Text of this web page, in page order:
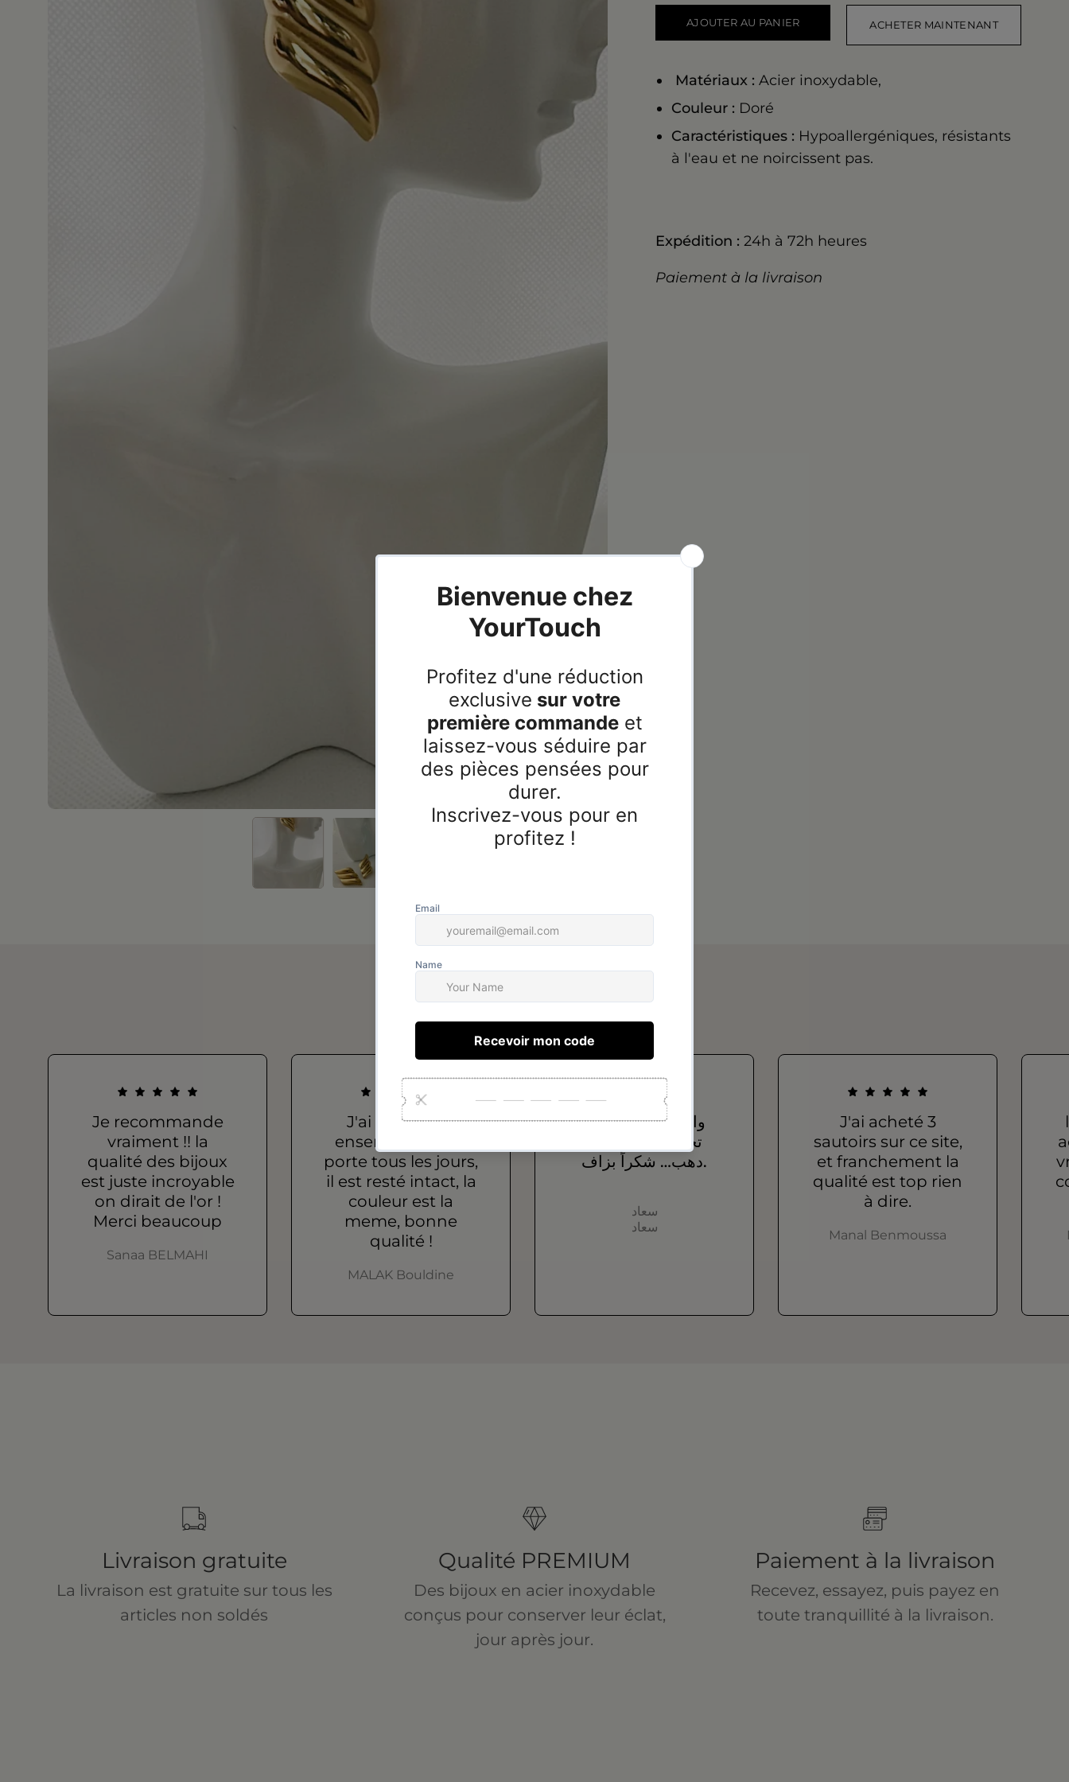
AJOUTER AU PANIER ACHETER MAINTENANT
Matériaux :Acier inoxydable,
Couleur : Doré
Caractéristiques : Hypoallergéniques, résistants
à l'eau et ne noircissent pas.
Expédition : 24h à 72h heures
Paiement à la livraison
Avis de nos clients
Je recommande
vraiment !! la
qualité des bijoux
est juste incroyable
on dirait de l'or !
Merci beaucoup
Sanaa BELMAHI
J'ai acheté un
ensemble que je
porte tous les jours,
il est resté intact, la
couleur est la
meme, bonne
qualité !
MALAK Bouldine
واعرين، إلا شفتيهم
تحلفي عليهم حتى
دهب… شكراً بزاف.
سعاد
سعاد
J'ai acheté 3
sautoirs sur ce site,
et franchement la
qualité est top rien
à dire.
Manal Benmoussa
Livraison gratuite
La livraison est gratuite sur tous les
articles non soldés
Qualité PREMIUM
Des bijoux en acier inoxydable
conçus pour conserver leur éclat,
jour après jour.
Paiement à la livraison
Recevez, essayez, puis payez en
toute tranquillité à la livraison.